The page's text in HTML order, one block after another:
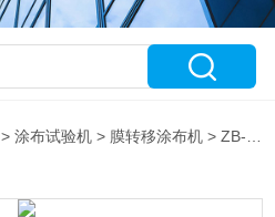
>涂布试验机 > 膜转移涂布机 > ZB-MTB膜转移涂布机